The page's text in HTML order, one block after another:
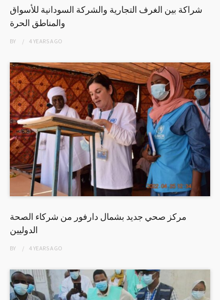
شراكة بين الغرف التجارية والشركة السودانية للأسواق
والمناطق الحرة
BY 4 YEARSAGO
مركز صحي جديد بشمال دارفور من شركاء الصحة
الدوليين
BY 4 YEARSAGO